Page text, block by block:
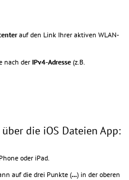
auf den Link Ihrer aktiven WLAN-
nach der IPv4-Adresse (z.B.
die iOS Dateien App:
oder iPad.
auf die drei Punkte (...) in der oberen